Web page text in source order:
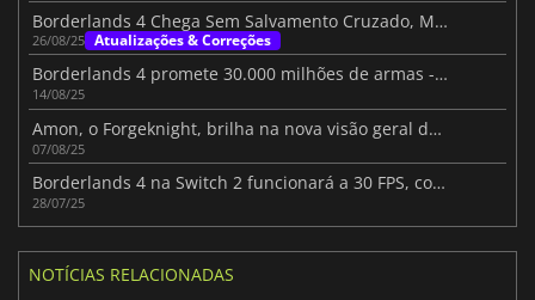
Borderlands 4 Chega Sem Salvamento Cruzado, Mas Função Está a Caminho!
26/08/25 Atualizações & Correções
Borderlands 4 promete 30.000 milhões de armas - Porque não?
14/08/25
Amon, o Forgeknight, brilha na nova visão geral do jogo de Borderlands 4
07/08/25
Borderlands 4 na Switch 2 funcionará a 30 FPS, confirma a Gearbox
28/07/25
NOTÍCIAS RELACIONADAS